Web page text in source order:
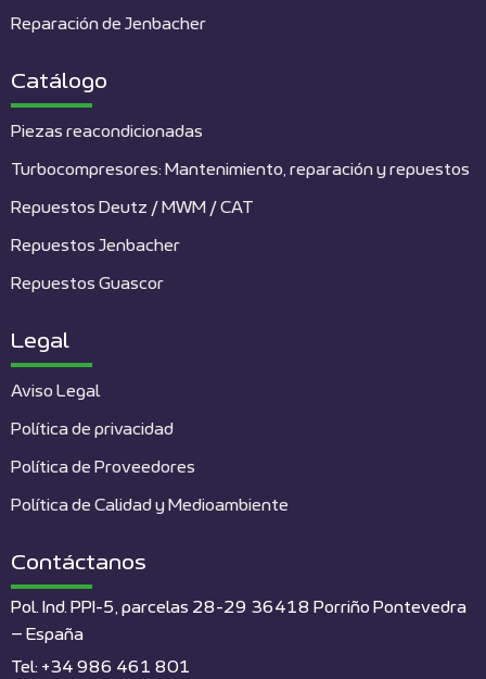
Reparación de Jenbacher
Catálogo
Piezas reacondicionadas
Turbocompresores: Mantenimiento, reparación y repuestos
Repuestos Deutz / MWM / CAT
Repuestos Jenbacher
Repuestos Guascor
Legal
Aviso Legal
Política de privacidad
Política de Proveedores
Política de Calidad y Medioambiente
Contáctanos
Pol. Ind. PPI-5, parcelas 28-29 36418 Porriño Pontevedra
– España
Tel: +34 986 461 801